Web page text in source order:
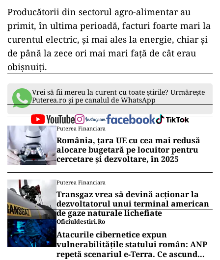
Producătorii din sectorul agro-alimentar au
primit, în ultima perioadă, facturi foarte mari la
curentul electric, și mai ales la energie, chiar și
de până la zece ori mai mari față de cât erau
obișnuiți.
Vrei să fii mereu la curent cu toate știrile? Urmărește
Puterea.ro și pe canalul de WhatsApp
Puterea Financiara
România, țara UE cu cea mai redusă
alocare bugetară pe locuitor pentru
cercetare și dezvoltare, în 2025
Puterea Financiara
Transgaz vrea să devină acționar la
dezvoltatorul unui terminal american
de gaze naturale lichefiate
Oficiuldestiri.ro
Atacurile cibernetice expun
vulnerabilitățile statului român: ANP
repetă scenariul e‑Terra. Ce ascund